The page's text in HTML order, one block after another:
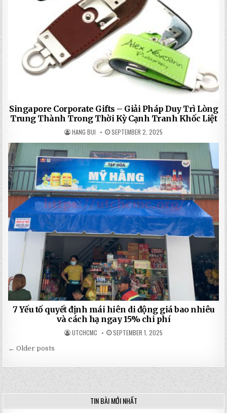
Singapore Corporate Gifts – Giải Pháp Duy Trì Lòng
Trung Thành Trong Thời Kỳ Cạnh Tranh Khốc Liệt
HANG BUI SEPTEMBER 2, 2025
7 Yếu tố quyết định mái hiên di động giá bao nhiêu
và cách hạ ngay 15% chi phí
UTCHCMC SEPTEMBER 1, 2025
navigation
← Older posts
TIN BÀI MỚI NHẤT